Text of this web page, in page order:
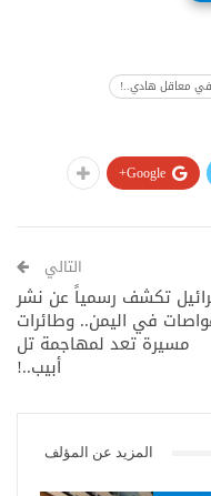
في معاقل هادي..!
Google+
التالي
تكشف رسمياً عن نشر
في اليمن.. وطائرات
مسيرة تعد لمهاجمة تل
أبيب..!
المزيد عن المؤلف